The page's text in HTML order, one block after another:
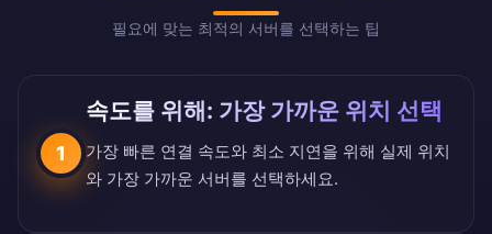
필요에 맞는 최적의 서버를 선택하는 팁
1
속도를 위해: 가장 가까운 위치 선택
가장 빠른 연결 속도와 최소 지연을 위해 실제 위치
와 가장 가까운 서버를 선택하세요.